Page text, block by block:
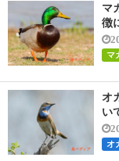
マ
徴
マ
オ
い
オ